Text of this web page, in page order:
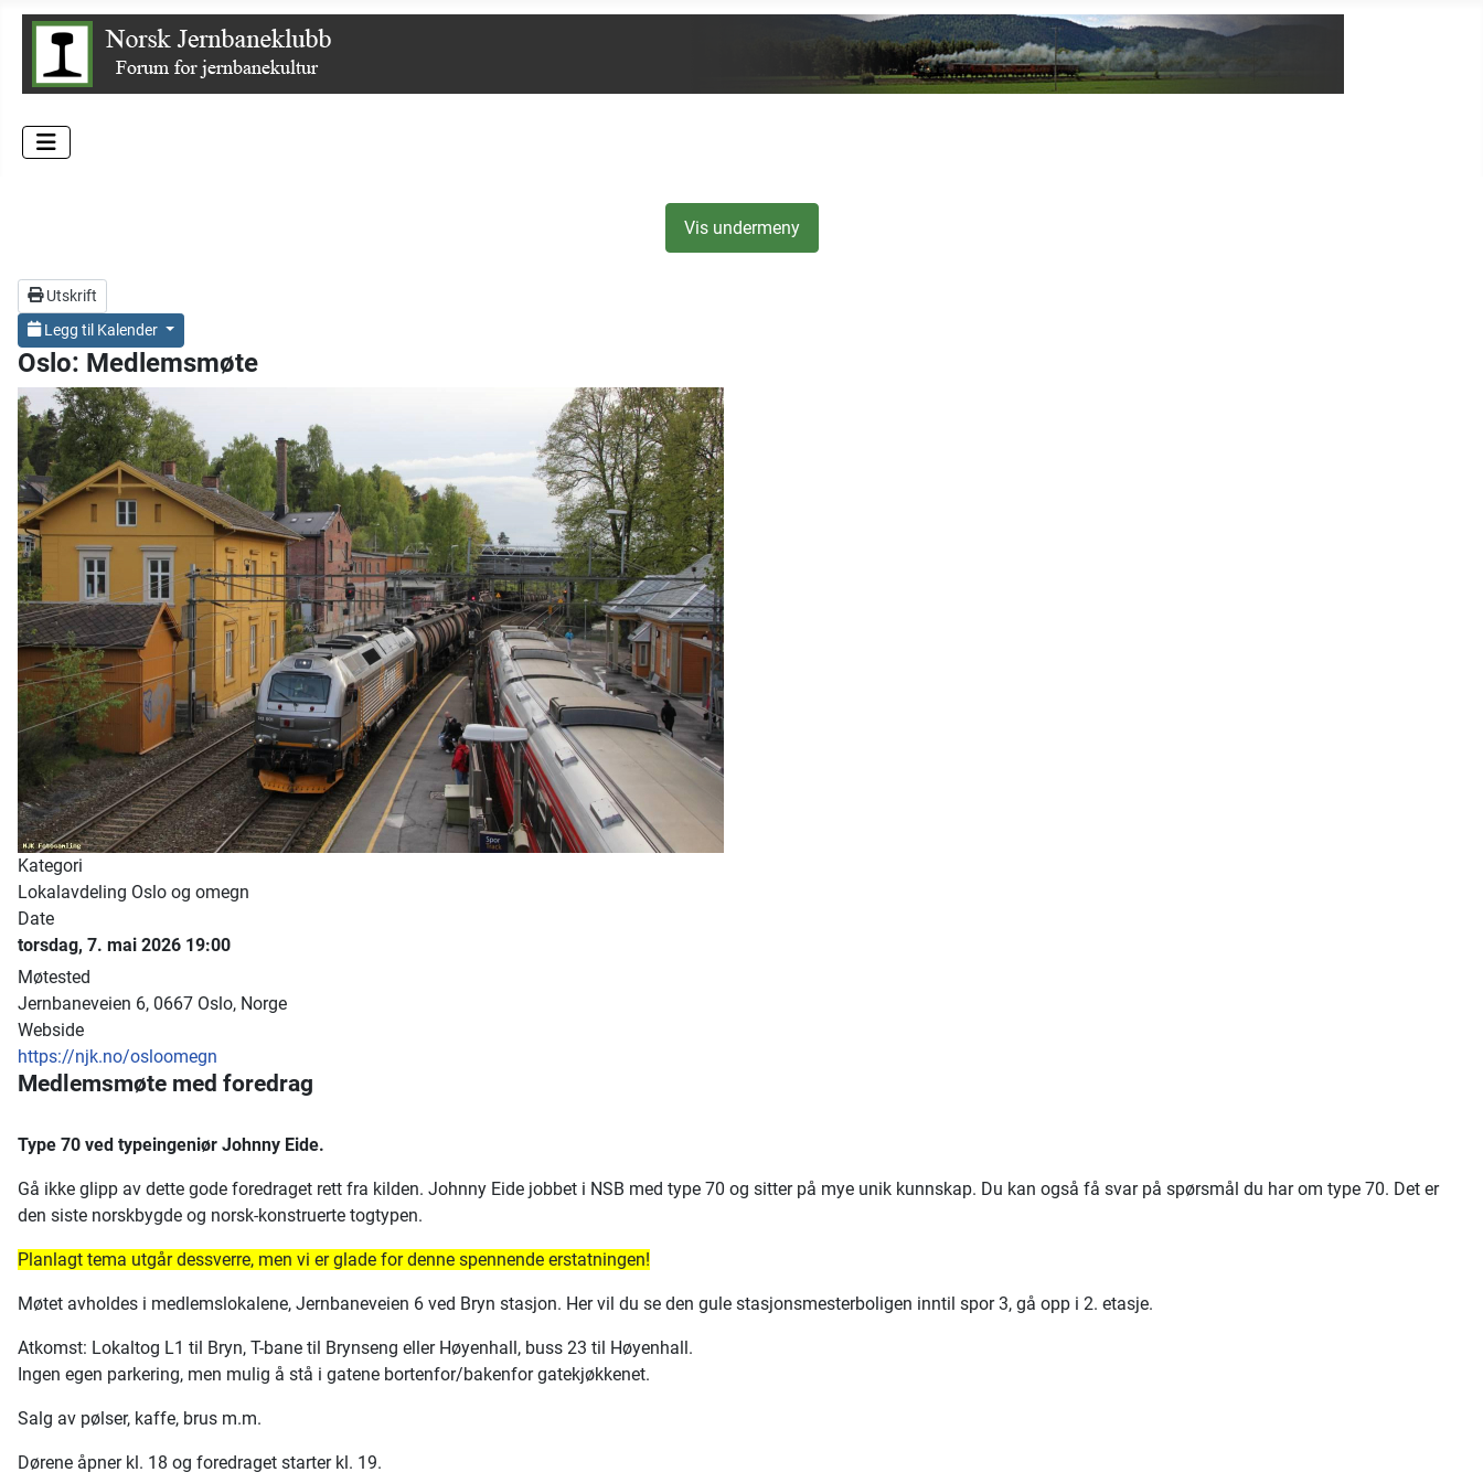
Vis undermeny
Utskrift
Legg til Kalender
Oslo: Medlemsmøte
Kategori
Lokalavdeling Oslo og omegn
Date
torsdag, 7. mai 2026 19:00
Møtested
Jernbaneveien 6, 0667 Oslo, Norge
Webside
https://njk.no/osloomegn
Medlemsmøte med foredrag
Type 70 ved typeingeniør Johnny Eide.
Gå ikke glipp av dette gode foredraget rett fra kilden. Johnny Eide jobbet i NSB med type 70 og sitter på mye unik kunnskap. Du kan også få svar på spørsmål du har om type 70. Det er
den siste norskbygde og norsk-konstruerte togtypen.
Planlagt tema utgår dessverre, men vi er glade for denne spennende erstatningen!
Møtet avholdes i medlemslokalene, Jernbaneveien 6 ved Bryn stasjon. Her vil du se den gule stasjonsmesterboligen inntil spor 3, gå opp i 2. etasje.
Atkomst: Lokaltog L1 til Bryn, T-bane til Brynseng eller Høyenhall, buss 23 til Høyenhall.
Ingen egen parkering, men mulig å stå i gatene bortenfor/bakenfor gatekjøkkenet.
Salg av pølser, kaffe, brus m.m.
Dørene åpner kl. 18 og foredraget starter kl. 19.